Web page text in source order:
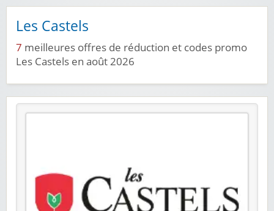
Les Castels
7 meilleures offres de réduction et codes promo
Les Castels en août 2026